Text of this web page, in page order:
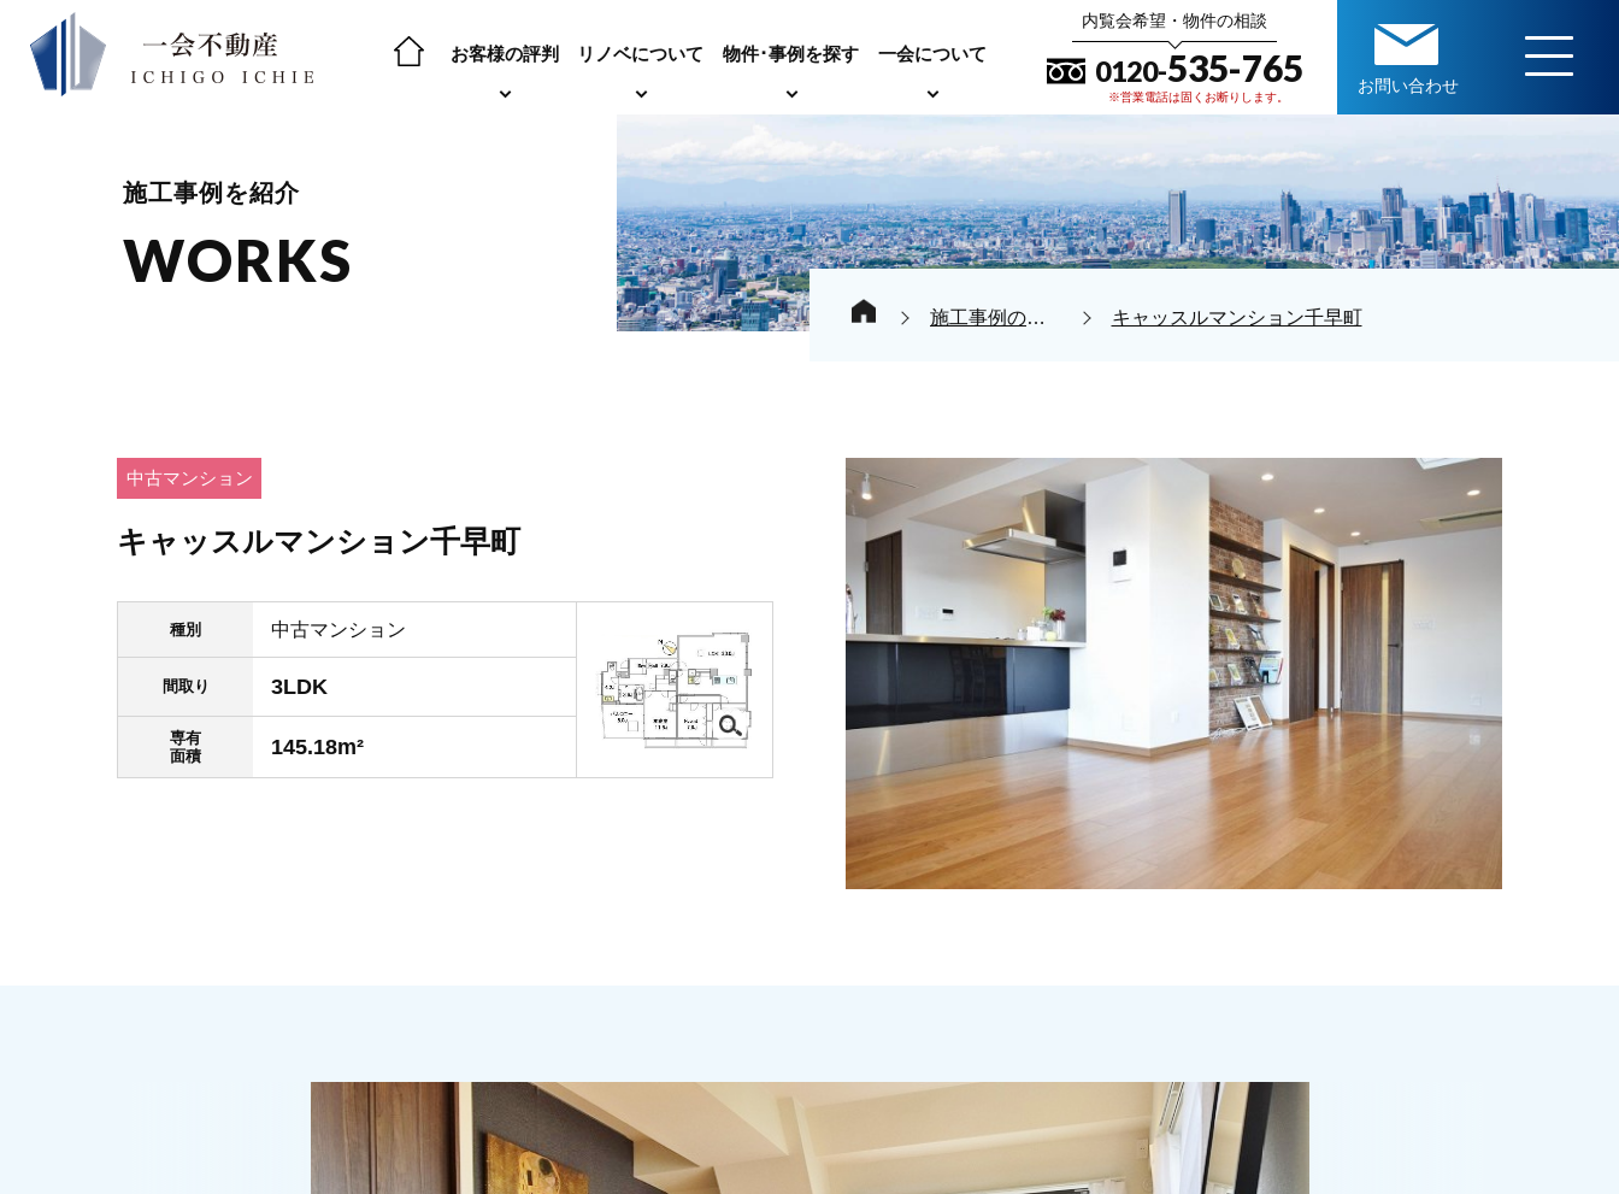
お客様の評判 リノベについて 物件･事例を探す 一会について
内覧会希望・物件の相談
0120-535-765
※営業電話は固くお断りします。
お問い合わせ
施工事例を紹介
WORKS
施工事例の紹介 キャッスルマンション千早町
中古マンション
キャッスルマンション千早町
種別 中古マンション
間取り 3LDK
専有
面積
145.18m²